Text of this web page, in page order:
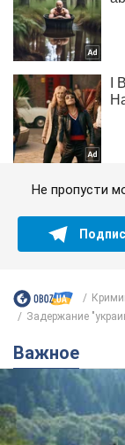
Не пропусти
Задержание
Важное